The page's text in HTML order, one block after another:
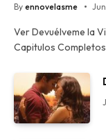
By ennovelasme
Ver Devuélveme la
Capitulos